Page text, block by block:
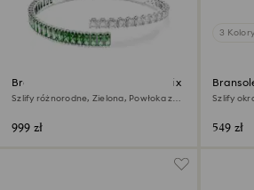
Bransoletka typu bangle Matrix
Szlify różnorodne, Zielona, Powłoka z
999 zł
3
Szlify
549 zł